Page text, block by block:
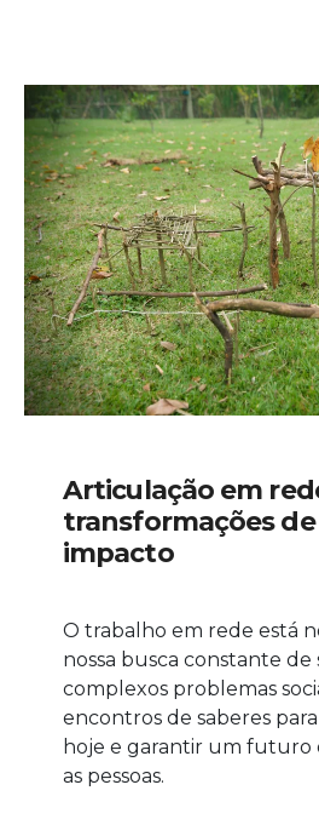
Articulação em
transformações
impacto
O trabalho em rede está
nossa busca constante de
complexos problemas
encontros de saberes
hoje e garantir um futuro
as pessoas.